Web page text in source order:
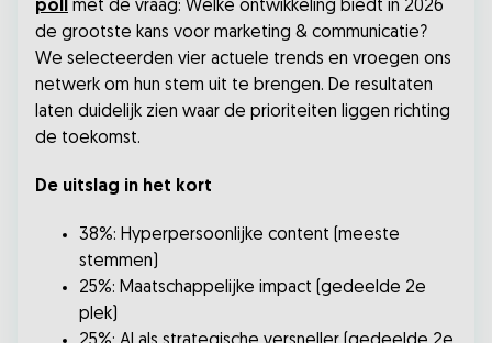
poll
met de vraag: Welke ontwikkeling biedt in 2026
de grootste kans voor marketing & communicatie?
We selecteerden vier actuele trends en vroegen ons
netwerk om hun stem uit te brengen. De resultaten
laten duidelijk zien waar de prioriteiten liggen richting
de toekomst.
De uitslag in het kort
38%: Hyperpersoonlijke content (meeste
stemmen)
25%: Maatschappelijke impact (gedeelde 2e
plek)